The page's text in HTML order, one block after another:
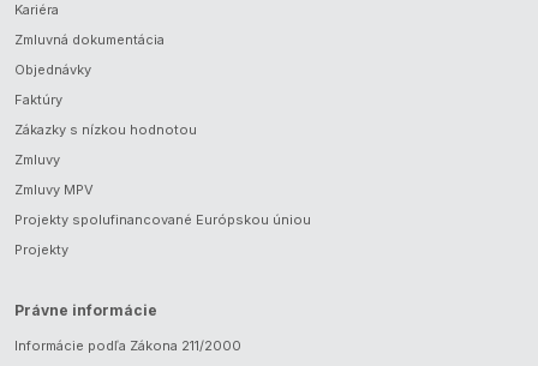
Kariéra
Zmluvná dokumentácia
Objednávky
Faktúry
Zákazky s nízkou hodnotou
Zmluvy
Zmluvy MPV
Projekty spolufinancované Európskou úniou
Projekty
Právne informácie
Informácie podľa Zákona 211/2000